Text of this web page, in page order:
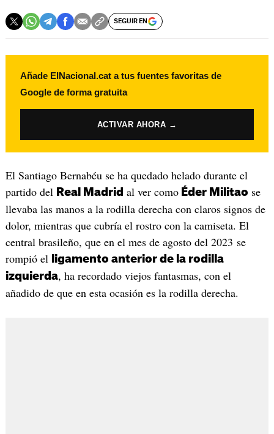
SEGUIR EN
Añade ElNacional.cat a tus fuentes favoritas de
Google de forma gratuita
ACTIVAR AHORA →
El Santiago Bernabéu se ha quedado helado durante el
partido del Real Madrid al ver comoÉder Militao se
llevaba las manos a la rodilla derecha con claros signos de
dolor, mientras que cubría el rostro con la camiseta. El
central brasileño, que en el mes de agosto del 2023 se
rompió el
ligamento anterior de la rodilla
izquierda, ha recordado viejos fantasmas, con el
añadido de que en esta ocasión es la rodilla derecha.